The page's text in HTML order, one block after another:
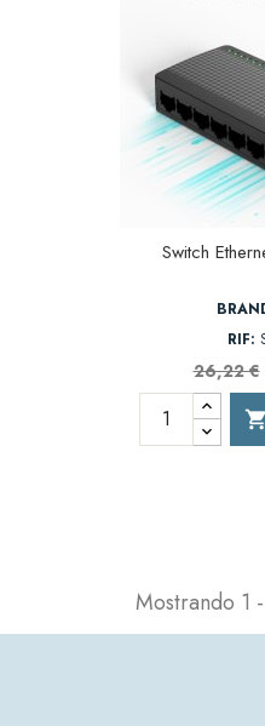
Switch
RIF:
26,22 €
shopping_cart
Mostrando 1